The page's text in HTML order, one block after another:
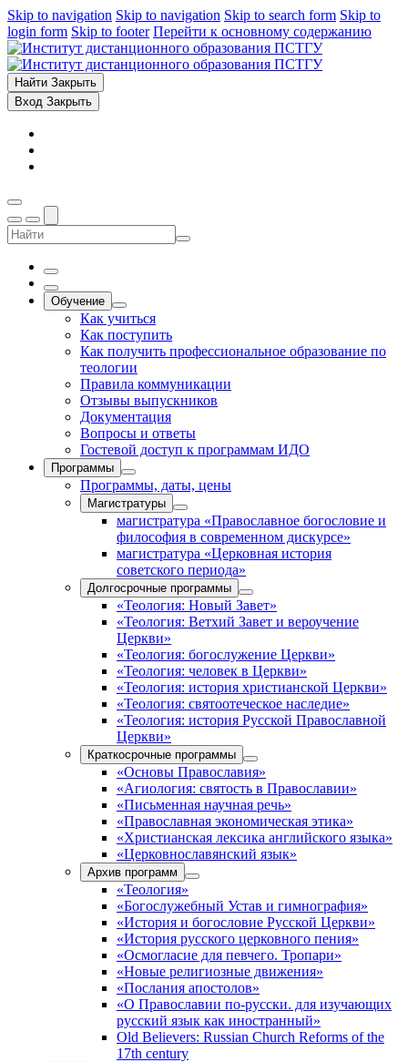
Skip to navigation Skip to navigation Skip to search form Skip to
login form Skip to footer Перейти к основному содержанию
Найти Закрыть
Вход Закрыть
Обучение
Как учиться
Как поступить
Как получить профессиональное образование по
теологии
Правила коммуникации
Отзывы выпускников
Документация
Вопросы и ответы
Гостевой доступ к программам ИДО
Программы
Программы, даты, цены
Магистратуры
магистратура «Православное богословие и
философия в современном дискурсе»
магистратура «Церковная история
советского периода»
Долгосрочные программы
«Теология: Новый Завет»
«Теология: Ветхий Завет и вероучение
Церкви»
«Теология: богослужение Церкви»
«Теология: человек в Церкви»
«Теология: история христианской Церкви»
«Теология: святоотеческое наследие»
«Теология: история Русской Православной
Церкви»
Краткосрочные программы
«Основы Православия»
«Агиология: святость в Православии»
«Письменная научная речь»
«Православная экономическая этика»
«Христианская лексика английского языка»
«Церковнославянский язык»
Архив программ
«Теология»
«Богослужебный Устав и гимнография»
«История и богословие Русской Церкви»
«История русского церковного пения»
«Осмогласие для певчего. Тропари»
«Новые религиозные движения»
«Послания апостолов»
«О Православии по-русски. для изучающих
русский язык как иностранный»
Old Believers: Russian Church Reforms of the
17th century